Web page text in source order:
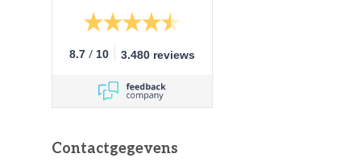
8.7 / 10 3.480 reviews
Contactgegevens